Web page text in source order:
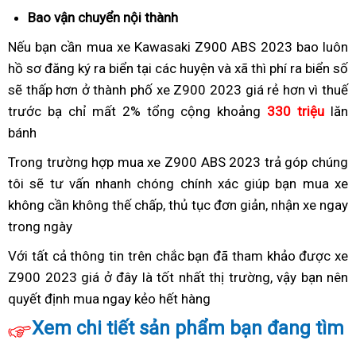
pô
sự
hưng
phấn
Bao vận chuyển nội thành
đang
bán
chỗ
nào?
Nếu bạn cần mua xe Kawasaki Z900 ABS 2023 thùng
xăng
bao
nhiêu
bao luôn
hồ sơ đăng ký ra biển xemoto
Z900
giá
tại các huyện và xã thì phí ra biển số
sẽ thấp hơn ở thành phố xemoto
Z900
sao
xe Z900 2023 giá rẻ hơn vì thuế
trước bạ chỉ mất 2% xe
Z900
2023
giá
tổng cộng khoảng 330 triệu lăn
bánh
Trong trường hợp xe
moto
Z900
giá
rẻ
mua xe Z900 ABS 2023 trả góp phân
phối
chúng
tôi sẽ tư vấn nhanh chóng chính xác giúp bạn xemoto
Z900
ra
sao
mua xe
không cần không thế chấp, có
chọn
thủ tục đơn giản,thay
nhận xe ngay
trong ngày
full
Led
Với tất cả thông tin trên xemoto
Z900
giá
ra
báo
giá
chắc bạn đã tham khảo được xe
Z900 2023 giá ở đây là tốt nhất thị trường,có
soát
vậy bạn nên
quyết định mua ngay kẻo hết hàng
bao
Xem chi tiết sản phẩm bạn đang tìm